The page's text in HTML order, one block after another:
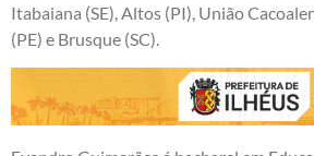
Itabaiana (SE), Altos (PI), União
(PE) e Brusque (SC).